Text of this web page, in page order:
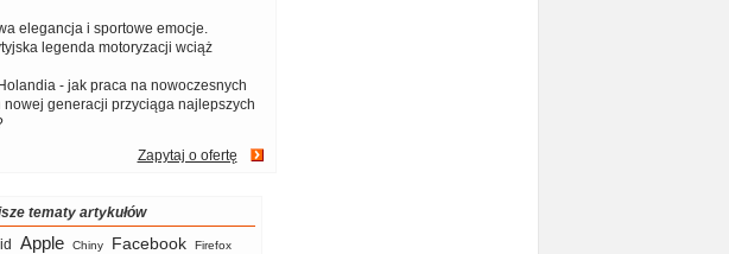
elegancja i sportowe emocje.
legenda motoryzacji wciąż
- jak praca na nowoczesnych
nowej generacji przyciąga najlepszych
Zapytaj o ofertę
tematy artykułów
Apple Chiny Facebook Firefox